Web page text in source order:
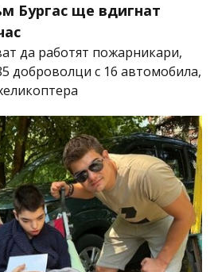
Бургас ще вдигнат
да работят пожарникари,
доброволци с 16 автомобила,